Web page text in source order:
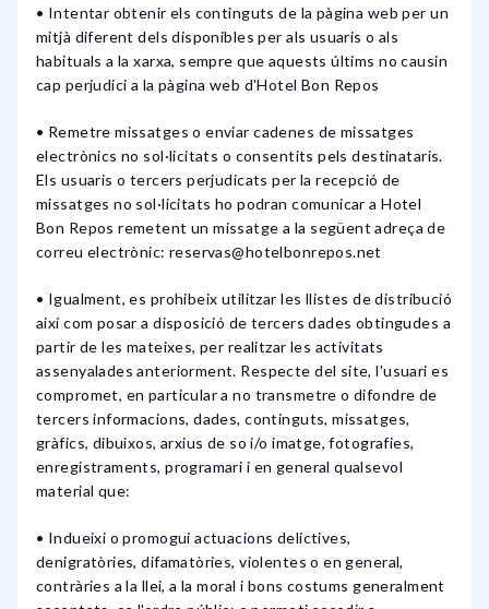
• Intentar obtenir els continguts de la pàgina web per un
mitjà diferent dels disponibles per als usuaris o als
habituals a la xarxa, sempre que aquests últims no causin
cap perjudici a la pàgina web d'Hotel Bon Repos
• Remetre missatges o enviar cadenes de missatges
electrònics no sol·licitats o consentits pels destinataris.
Els usuaris o tercers perjudicats per la recepció de
missatges no sol·licitats ho podran comunicar a Hotel
Bon Repos remetent un missatge a la següent adreça de
correu electrònic: reservas@hotelbonrepos.net
• Igualment, es prohibeix utilitzar les llistes de distribució
així com posar a disposició de tercers dades obtingudes a
partir de les mateixes, per realitzar les activitats
assenyalades anteriorment. Respecte del site, l'usuari es
compromet, en particular a no transmetre o difondre de
tercers informacions, dades, continguts, missatges,
gràfics, dibuixos, arxius de so i/o imatge, fotografies,
enregistraments, programari i en general qualsevol
material que:
• Indueixi o promogui actuacions delictives,
denigratòries, difamatòries, violentes o en general,
contràries a la llei, a la moral i bons costums generalment